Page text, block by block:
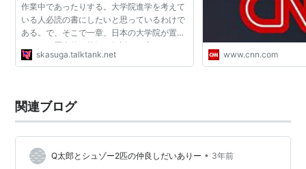
作業中であったりする。大学院進学を考えて
いる人必読の書にしたいと思っているわけで
ある。で、そこで一章、日本の大学院が置か
れている歴史的な状況を解説する章をつけた
いと思っていた。というのも、博士の失業率
skasuga.talktank.net www.cnn.com
関連ブログ
Q太郎とシュゾー2匹の仲良しだいありー • 3年前